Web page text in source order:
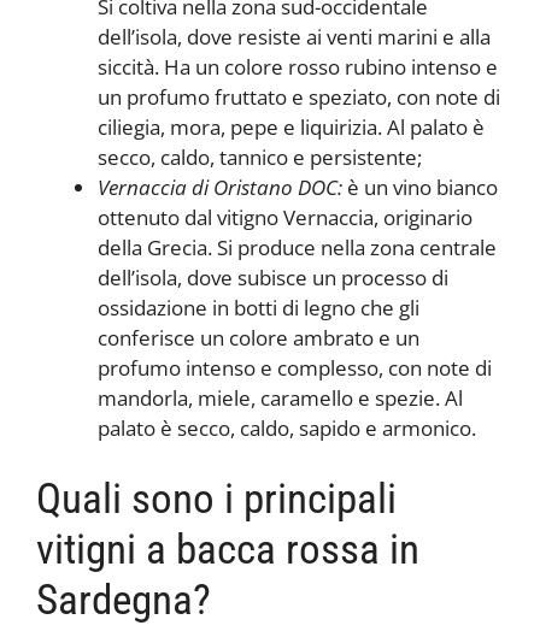
Si coltiva nella zona sud-occidentale
dell’isola, dove resiste ai venti marini e alla
siccità. Ha un colore rosso rubino intenso e
un profumo fruttato e speziato, con note di
ciliegia, mora, pepe e liquirizia. Al palato è
secco, caldo, tannico e persistente;
Vernaccia di Oristano DOC: è un vino bianco
ottenuto dal vitigno Vernaccia, originario
della Grecia. Si produce nella zona centrale
dell’isola, dove subisce un processo di
ossidazione in botti di legno che gli
conferisce un colore ambrato e un
profumo intenso e complesso, con note di
mandorla, miele, caramello e spezie. Al
palato è secco, caldo, sapido e armonico.
Quali sono i principali
vitigni a bacca rossa in
Sardegna?